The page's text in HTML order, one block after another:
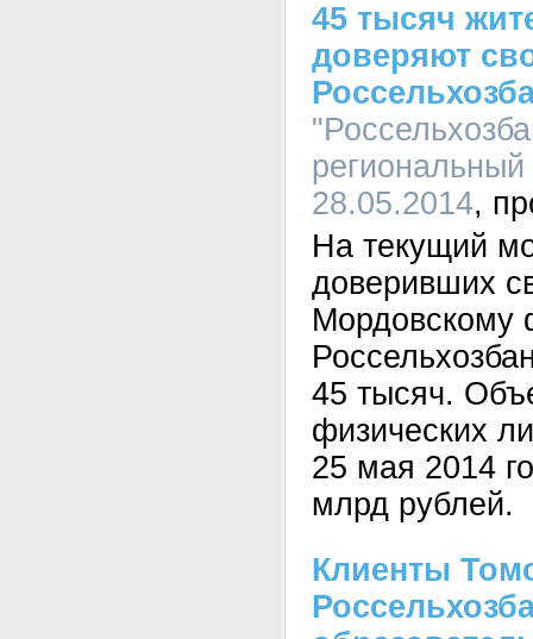
45 тысяч
доверяют
28.05.2014
На текущий
доверивших
Мордовскому
45 тысяч.
физических
25 мая 2014
млрд рублей.
Клиенты